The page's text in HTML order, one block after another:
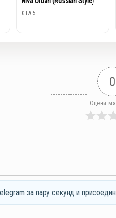
GTA 5
0
Оцени
за пару секунд и